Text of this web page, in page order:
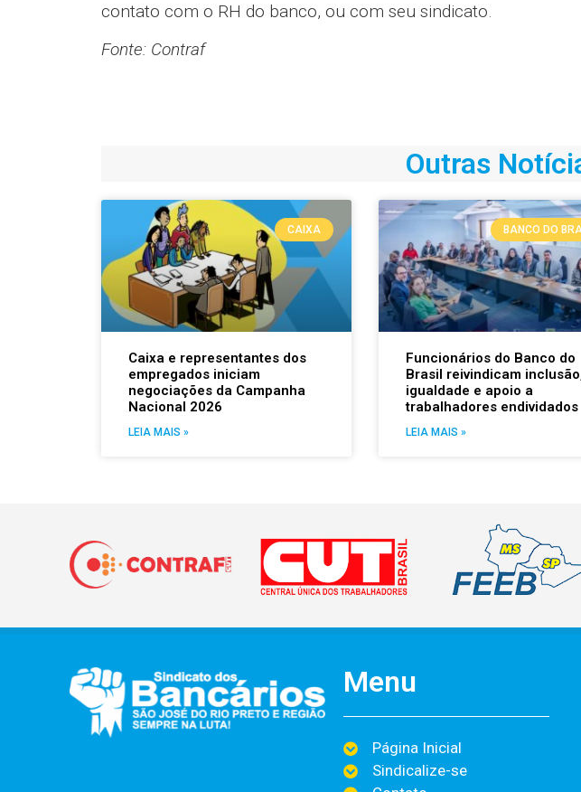
contato com o RH do banco, ou com seu sindicato.
Fonte: Contraf
Outras
CAIXA
Caixa e representantes dos
empregados iniciam
negociações da Campanha
Nacional 2026
LEIA MAIS »
BANCO DO
Funcionários do Banco do
Brasil reivindicam
igualdade e apoio a
trabalhadores endividados
LEIA MAIS »
Menu
Página Inicial
Sindicalize-se